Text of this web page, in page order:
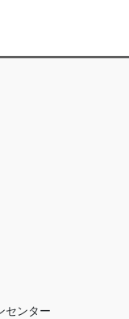
センター